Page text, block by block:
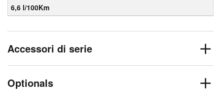
6,6 l/100Km
Accessori di serie
Optionals